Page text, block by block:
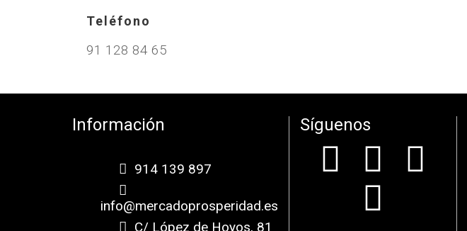
Teléfono
91 128 84 65
Información
914 139 897
info@mercadoprosperidad.es
C/ López de Hoyos, 81
Síguenos